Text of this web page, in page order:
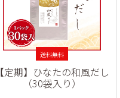
送料無料
【定期】ひなたの和風だし
（30袋入り）